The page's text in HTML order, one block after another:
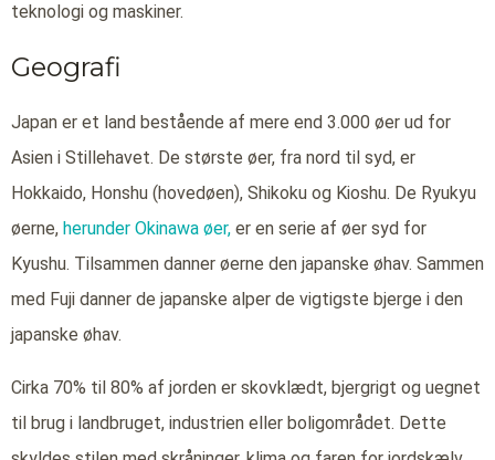
teknologi og maskiner.
Geografi
Japan er et land bestående af mere end 3.000 øer ud for
Asien i Stillehavet. De største øer, fra nord til syd, er
Hokkaido, Honshu (hovedøen), Shikoku og Kioshu. De Ryukyu
øerne, herunder Okinawa øer, er en serie af øer syd for
Kyushu. Tilsammen danner øerne den japanske øhav. Sammen
med Fuji danner de japanske alper de vigtigste bjerge i den
japanske øhav.
Cirka 70% til 80% af jorden er skovklædt, bjergrigt og uegnet
til brug i landbruget, industrien eller boligområdet. Dette